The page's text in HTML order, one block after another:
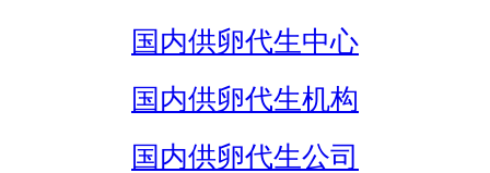
国内供卵代生中心
国内供卵代生机构
国内供卵代生公司